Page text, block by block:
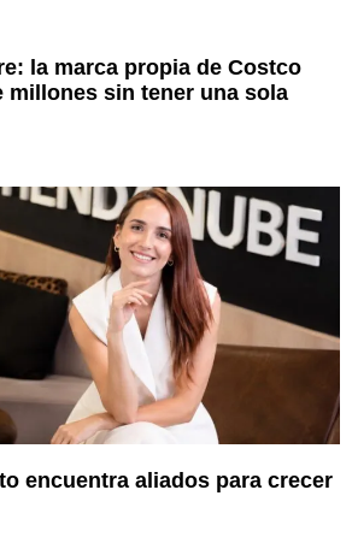
la marca propia de Costco
millones sin tener una sola
encuentra aliados para crecer